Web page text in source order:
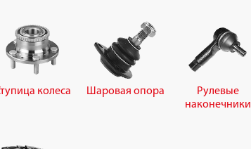
колеса Шаровая опора
Рулевые
наконечники